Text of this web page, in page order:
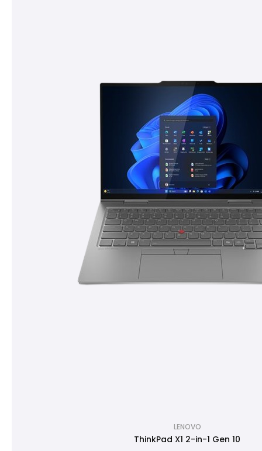
LENOVO
ThinkPad X1 2-in-1 Gen 10